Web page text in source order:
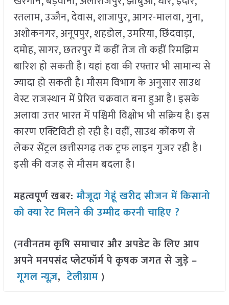
रतलाम, उज्जैन, देवास, शाजापुर, आगर-मालवा, गुना,
अशोकनगर, अनूपपुर, शहडोल, उमरिया, छिंदवाड़ा,
दमोह, सागर, छतरपुर में कहीं तेज तो कहीं रिमझिम
बारिश हो सकती है। यहां हवा की रफ्तार भी सामान्य से
ज्यादा हो सकती है। मौसम विभाग के अनुसार साउथ
वेस्ट राजस्थान में प्रेरित चक्रवात बना हुआ है। इसके
अलावा उत्तर भारत में पश्चिमी विक्षोभ भी सक्रिय है। इस
कारण एक्टिविटी हो रही है। वहीं, साउथ कोंकण से
लेकर सेंट्रल छत्तीसगढ़ तक ट्रफ लाइन गुजर रही है।
इसी की वजह से मौसम बदला है।
महत्वपूर्ण खबर:मौजूदा गेहूं खरीद सीजन में किसानो
को क्या रेट मिलने की उम्मीद करनी चाहिए ?
(नवीनतम कृषि समाचार और अपडेट के लिए आप
अपने मनपसंद प्लेटफॉर्म पे कृषक जगत से जुड़े –
गूगल न्यूज़,टेलीग्राम )